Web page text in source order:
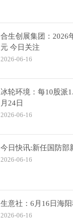
合生创展集团：2026
元 今日关注
2026-06-16
冰轮环境：每10股派
月24日
2026-06-16
今日快讯:新任国防部
2026-06-16
生意社：6月16日海
2026-06-16